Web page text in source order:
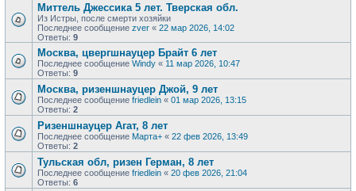
Миттель Джессика 5 лет. Тверская обл.
Из Истры, после смерти хозяйки
Последнее сообщение zver « 22 мар 2026, 14:02
Ответы: 9
Москва, цвергшнауцер Брайт 6 лет
Последнее сообщение Windy « 11 мар 2026, 10:47
Ответы: 9
Москва, ризеншнауцер Джой, 9 лет
Последнее сообщение friedlein « 01 мар 2026, 13:15
Ответы: 2
Ризеншнауцер Агат, 8 лет
Последнее сообщение Марта+ « 22 фев 2026, 13:49
Ответы: 2
Тульская обл, ризен Герман, 8 лет
Последнее сообщение friedlein « 20 фев 2026, 21:04
Ответы: 6